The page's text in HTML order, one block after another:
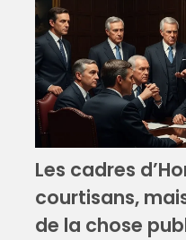
Les cadres
courtisans,
de la chose